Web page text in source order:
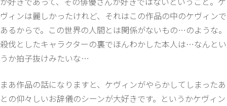
ヴィンは麗しかったけれど、それはこの作品の中のケヴィンで
あるからで。この世界の人間とは関係がないもの…のような。
殺伐としたキャラクターの裏でほんわかした本人は…なんとい
うか拍子抜けみたいな…
まあ作品の話になりますと、ケヴィンがやらかしてしまったあ
との仰々しいお辞儀のシーンが大好きです。というかケヴィン